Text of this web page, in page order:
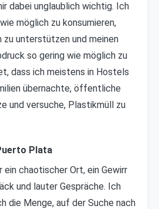
dabei unglaublich wichtig. Ich
möglich zu konsumieren,
zu unterstützen und meinen
so gering wie möglich zu
dass ich meistens in Hostels
übernachte, öffentliche
und versuche, Plastikmüll zu
Plata
ein chaotischer Ort, ein Gewirr
und lauter Gespräche. Ich
die Menge, auf der Suche nach